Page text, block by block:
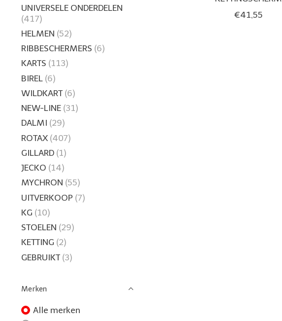
UNIVERSELE ONDERDELEN
(417)
HELMEN (52)
RIBBESCHERMERS (6)
KARTS (113)
BIREL (6)
WILDKART (6)
NEW-LINE (31)
DALMI (29)
ROTAX (407)
GILLARD (1)
JECKO (14)
MYCHRON (55)
UITVERKOOP (7)
KG (10)
STOELEN (29)
KETTING (2)
GEBRUIKT (3)
Merken
Alle merken
€41,55